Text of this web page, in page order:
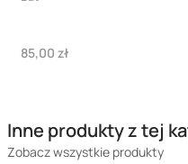
Cena
85,00 zł
Inne produkty z tej
Zobacz wszystkie produkty